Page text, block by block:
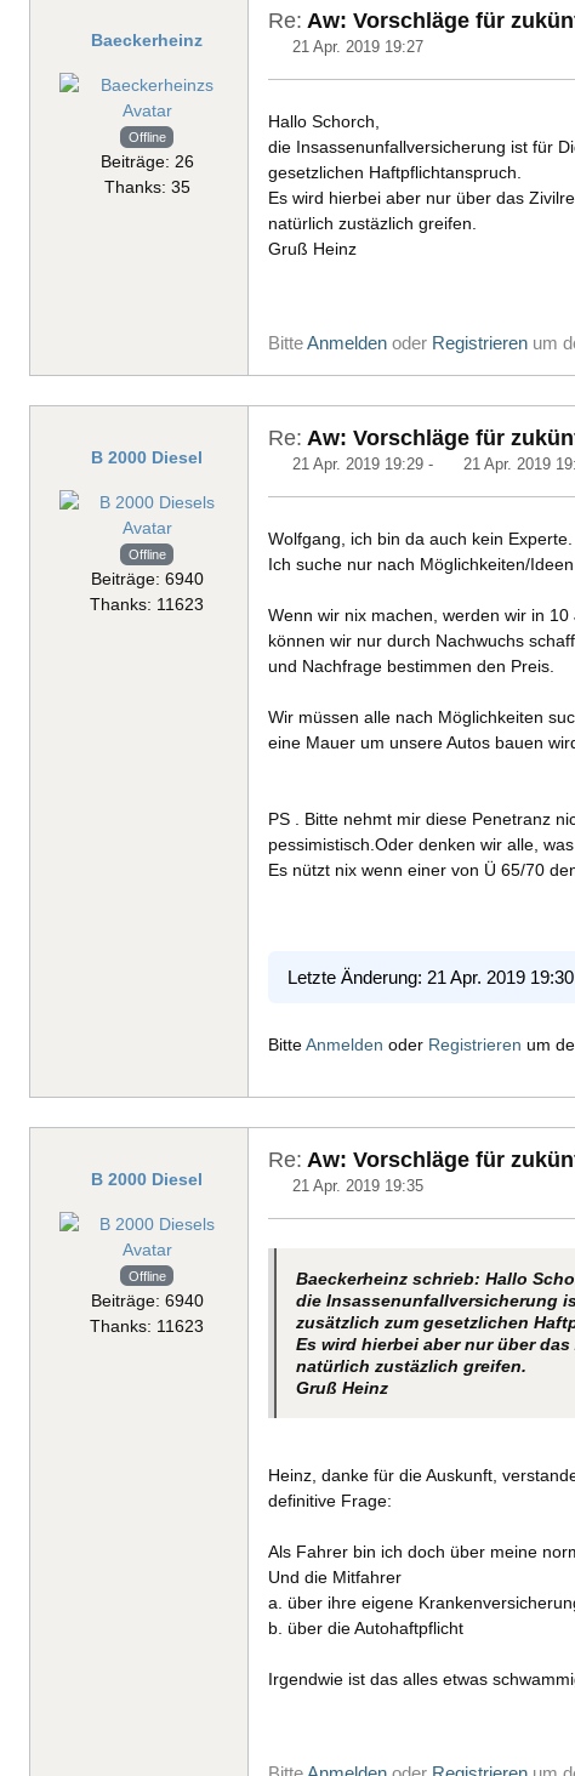
Baeckerheinz
Offline
Beiträge: 26
Thanks: 35
Re: Aw: Vorschläge für
21 Apr. 2019 19:27
Hallo Schorch,
die Insassenunfallversicherung ist für
gesetzlichen Haftpflichtanspruch.
Es wird hierbei aber nur über das
natürlich zustäzlich greifen.
Gruß Heinz
BitteAnmelden oder Registrieren um
B 2000 Diesel
Offline
Beiträge: 6940
Thanks: 11623
Re: Aw: Vorschläge für
21 Apr. 2019 19:29 - 21 Apr. 2019
Wolfgang, ich bin da auch kein Experte.
Ich suche nur nach Möglichkeiten/
Wenn wir nix machen, werden wir in
können wir nur durch Nachwuchs
und Nachfrage bestimmen den Preis.
Wir müssen alle nach Möglichkeiten
eine Mauer um unsere Autos bauen
PS . Bitte nehmt mir diese Penetranz
pessimistisch.Oder denken wir alle,
Es nützt nix wenn einer von Ü 65/70
Letzte Änderung: 21 Apr. 2019
BitteAnmelden oder Registrieren um
B 2000 Diesel
Offline
Beiträge: 6940
Thanks: 11623
Re: Aw: Vorschläge für
21 Apr. 2019 19:35
Baeckerheinz schrieb: Hallo
die Insassenunfallversicherung
zusätzlich zum gesetzlichen
Es wird hierbei aber nur über
natürlich zustäzlich greifen.
Gruß Heinz
Heinz, danke für die Auskunft,
definitive Frage:
Als Fahrer bin ich doch über meine
Und die Mitfahrer
a. über ihre eigene
b. über die Autohaftpflicht
Irgendwie ist das alles etwas